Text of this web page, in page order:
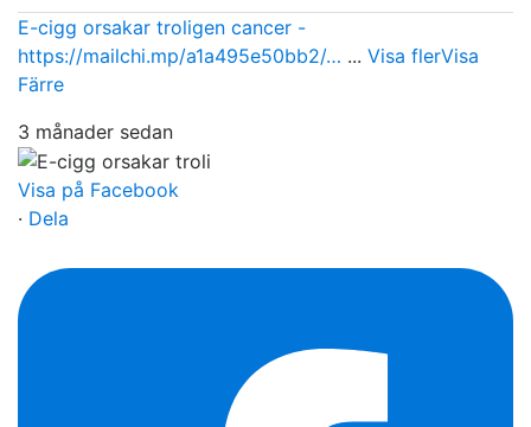
E-cigg orsakar troligen cancer -
https://mailchi.mp/a1a495e50bb2/… ... Visa flerVisa
Färre
3 månader sedan
Visa på Facebook
· Dela